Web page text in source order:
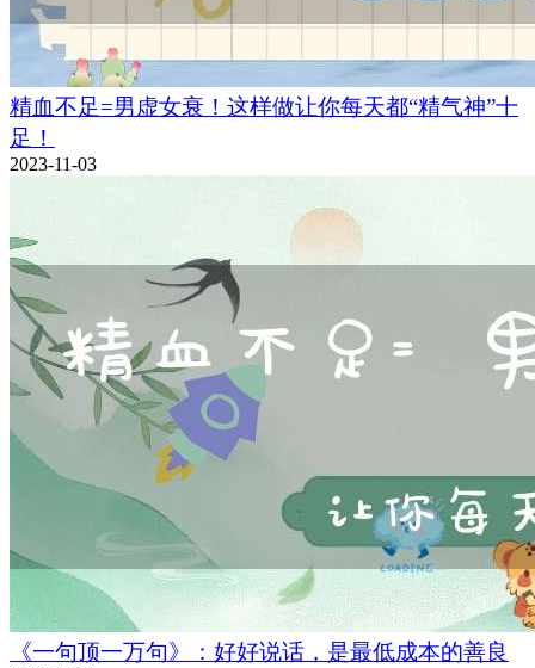
精血不足=男虚女衰！这样做让你每天都“精气神”十
足！
2023-11-03
《一句顶一万句》：好好说话，是最低成本的善良